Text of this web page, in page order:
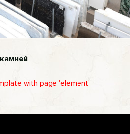
with page 'element'